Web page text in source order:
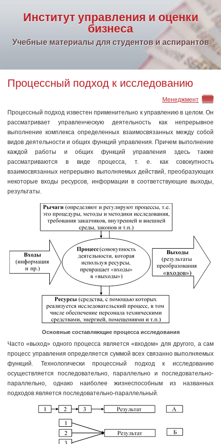
Институт управления и оценки
бизнеса
Учебные материалы для студентов и аспирантов
Процессный подход к исследованию
Менеджмент
Процессный подход известен применительно к управлению в целом. Он
рассматривает управленческую деятельность как непрерывное
выполнение комплекса определенных взаимосвязанных между собой
видов деятельности и общих функций управления. Причем выполнение
каждой работы и общих функций управления здесь также
рассматриваются в виде процесса, т. е. как совокупность
взаимосвязанных непрерывно выполняемых действий, преобразующих
некоторые входы ресурсов, информации в соответствующие выходы,
результаты.
Основные составляющие процесса исследования
Часто «выход» одного процесса является «входом» для другого, а сам
процесс управления определяется суммой всех связанно выполняемых
функций. Технологически процессный подход к исследованию
осуществляется последовательно, параллельно и последовательно-
параллельно, однако наиболее жизнеспособным из названных
подходов является последовательно-параллельный.